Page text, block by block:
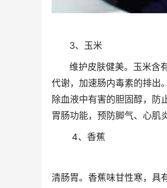
3、玉米
维护皮肤健美。玉米含有
代谢，加速肠内毒素的排出
除血液中有害的胆固醇，防
胃肠功能，预防脚气、心肌
4、香蕉
清肠胃。香蕉味甘性寒，具